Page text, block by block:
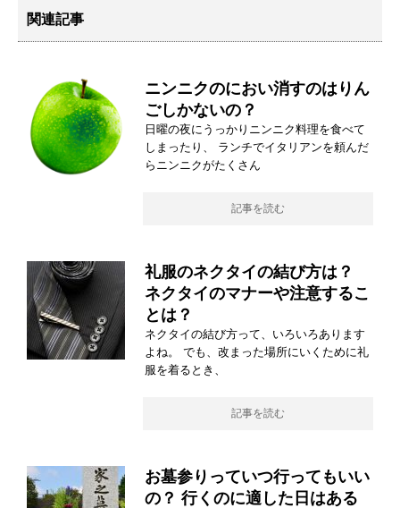
関連記事
ニンニクのにおい消すのはりん
ごしかないの？
日曜の夜にうっかりニンニク料理を食べて
しまったり、 ランチでイタリアンを頼んだ
らニンニクがたくさん
記事を読む
礼服のネクタイの結び方は？
ネクタイのマナーや注意するこ
とは？
ネクタイの結び方って、いろいろあります
よね。 でも、改まった場所にいくために礼
服を着るとき、
記事を読む
お墓参りっていつ行ってもいい
の？ 行くのに適した日はある